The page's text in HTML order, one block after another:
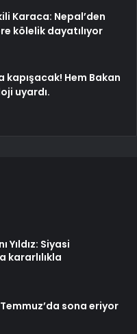
Karaca: Nepal’den
kölelik dayatılıyor
kapışacak! Hem Bakan
uyardı.
Yıldız: Siyasi
kararlılıkla
sona eriyor